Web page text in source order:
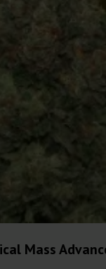
Mass